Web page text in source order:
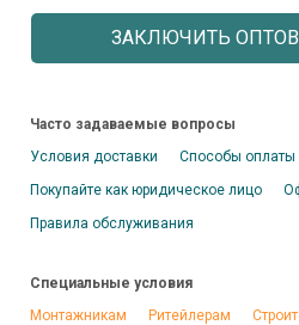
ЗАКЛЮЧИТЬ
Часто задаваемые вопросы
Условия доставки
Способы оплаты
Покупайте как юридическое лицо
Правила обслуживания
Специальные условия
Монтажникам
Ритейлерам